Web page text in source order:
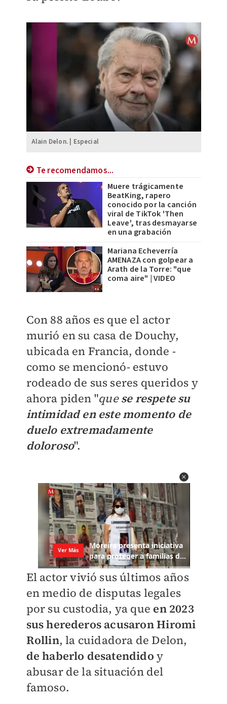
Alain Delon. | Especial
Te recomendamos...
Muere trágicamente
BeatKing, rapero
conocido por la canción
viral de TikTok 'Then
Leave', tras desmayarse
en una grabación
Mariana Echeverría
AMENAZA con golpear a
Arath de la Torre: "que
coma aire" | VIDEO
Con 88 años es que el actor
murió en su casa de Douchy,
ubicada en Francia, donde -
como se mencionó- estuvo
rodeado de sus seres queridos y
ahora piden "quese respete su
intimidad en este momento de
duelo extremadamente
doloroso".
El actor vivió sus últimos años
en medio de disputas legales
por su custodia, ya que en 2023
sus herederos acusaronHiromi
Rollin,la cuidadora de Delon,
de haberlo desatendido y
abusar de la situación del
famoso.